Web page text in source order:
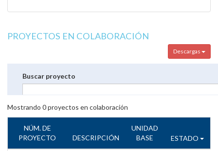
PROYECTOS EN COLABORACIÓN
Descargas
Buscar proyecto
Mostrando 0proyectos en colaboración
NÚM. DE
PROYECTO
DESCRIPCIÓN
UNIDAD
BASE
ESTADO